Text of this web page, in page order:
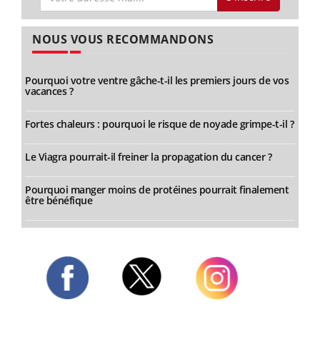
NOUS VOUS RECOMMANDONS
Pourquoi votre ventre gâche-t-il les premiers jours de vos
vacances ?
Fortes chaleurs : pourquoi le risque de noyade grimpe-t-il ?
Le Viagra pourrait-il freiner la propagation du cancer ?
Pourquoi manger moins de protéines pourrait finalement
être bénéfique